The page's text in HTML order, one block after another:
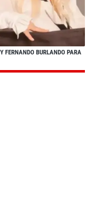
FERNANDO BURLANDO PARA